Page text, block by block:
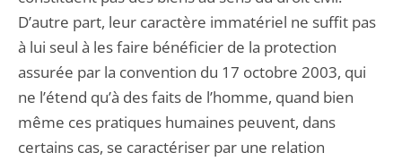
D’autre part, leur caractère immatériel ne suffit pas
à lui seul à les faire bénéficier de la protection
assurée par la convention du 17 octobre 2003, qui
ne l’étend qu’à des faits de l’homme, quand bien
même ces pratiques humaines peuvent, dans
certains cas, se caractériser par une relation